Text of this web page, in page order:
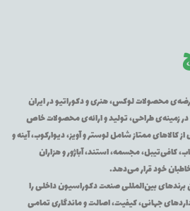
محصولات لوکس، هنری و دکوراتیو در ایران
زمینه‌ی طراحی، تولید و ارائه‌ی محصولات خاص
ممتاز شامل لوستر و آویز، دیوارکوب، آینه و
کافی‌تیبل، مجسمه، استند، آباژور و هزاران
خود قرار می‌دهد.
برندهای بین‌المللی صنعت دکوراسیون داخلی را
جهانی، کیفیت، اصالت و ماندگاری تمامی